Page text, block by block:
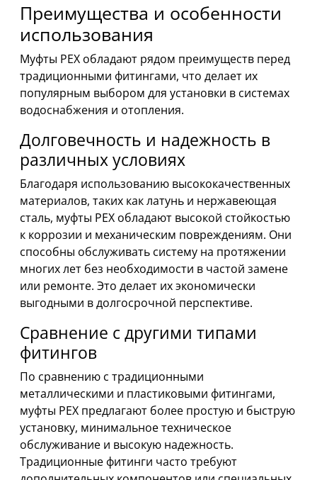
Преимущества и особенности
использования
Муфты PEX обладают рядом преимуществ перед
традиционными фитингами, что делает их
популярным выбором для установки в системах
водоснабжения и отопления.
Долговечность и надежность в
различных условиях
Благодаря использованию высококачественных
материалов, таких как латунь и нержавеющая
сталь, муфты PEX обладают высокой стойкостью
к коррозии и механическим повреждениям. Они
способны обслуживать систему на протяжении
многих лет без необходимости в частой замене
или ремонте. Это делает их экономически
выгодными в долгосрочной перспективе.
Сравнение с другими типами
фитингов
По сравнению с традиционными
металлическими и пластиковыми фитингами,
муфты PEX предлагают более простую и быструю
установку, минимальное техническое
обслуживание и высокую надежность.
Традиционные фитинги часто требуют